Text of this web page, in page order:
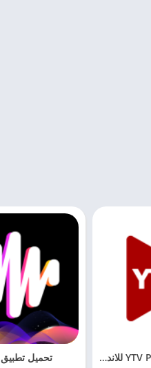
تحميل تطبيق YTV Player للاندرويد آخر تحديث تحميل تطبيق Mivo